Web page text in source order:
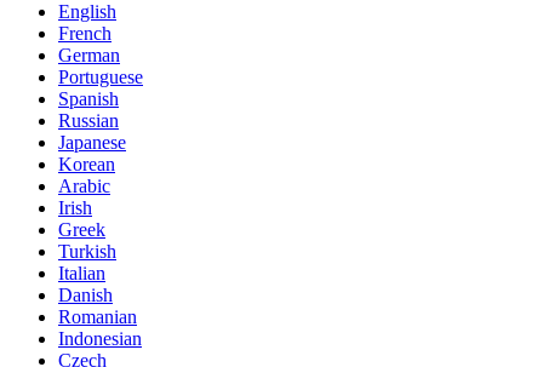
English
French
German
Portuguese
Spanish
Russian
Japanese
Korean
Arabic
Irish
Greek
Turkish
Italian
Danish
Romanian
Indonesian
Czech